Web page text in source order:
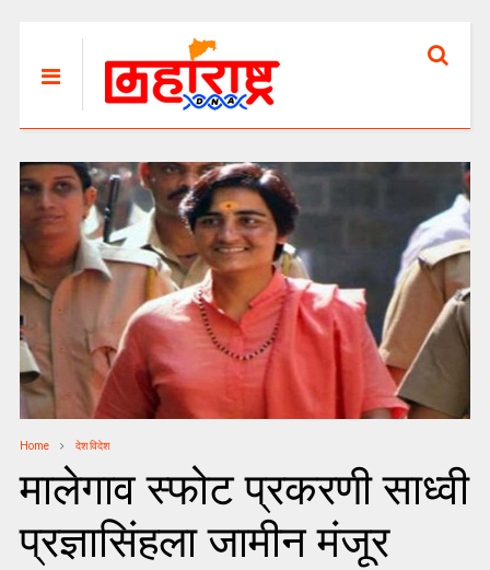
Home देश विदेश
मालेगाव स्फोट प्रकरणी साध्वी
प्रज्ञासिंहला जामीन मंजूर